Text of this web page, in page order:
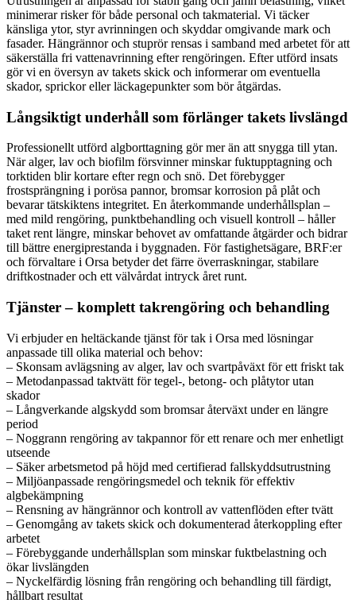
minimerar risker för både personal och takmaterial. Vi täcker
känsliga ytor, styr avrinningen och skyddar omgivande mark och
fasader. Hängrännor och stuprör rensas i samband med arbetet för att
säkerställa fri vattenavrinning efter rengöringen. Efter utförd insats
gör vi en översyn av takets skick och informerar om eventuella
skador, sprickor eller läckagepunkter som bör åtgärdas.
Långsiktigt underhåll som förlänger takets livslängd
Professionellt utförd algborttagning gör mer än att snygga till ytan.
När alger, lav och biofilm försvinner minskar fuktupptagning och
torktiden blir kortare efter regn och snö. Det förebygger
frostsprängning i porösa pannor, bromsar korrosion på plåt och
bevarar tätskiktens integritet. En återkommande underhållsplan –
med mild rengöring, punktbehandling och visuell kontroll – håller
taket rent längre, minskar behovet av omfattande åtgärder och bidrar
till bättre energiprestanda i byggnaden. För fastighetsägare, BRF:er
och förvaltare i Orsa betyder det färre överraskningar, stabilare
driftkostnader och ett välvårdat intryck året runt.
Tjänster – komplett takrengöring och behandling
Vi erbjuder en heltäckande tjänst för tak i Orsa med lösningar
anpassade till olika material och behov:
– Skonsam avlägsning av alger, lav och svartpåväxt för ett friskt tak
– Metodanpassad taktvätt för tegel-, betong- och plåtytor utan
skador
– Långverkande algskydd som bromsar återväxt under en längre
period
– Noggrann rengöring av takpannor för ett renare och mer enhetligt
utseende
– Säker arbetsmetod på höjd med certifierad fallskyddsutrustning
– Miljöanpassade rengöringsmedel och teknik för effektiv
algbekämpning
– Rensning av hängrännor och kontroll av vattenflöden efter tvätt
– Genomgång av takets skick och dokumenterad återkoppling efter
arbetet
– Förebyggande underhållsplan som minskar fuktbelastning och
ökar livslängden
– Nyckelfärdig lösning från rengöring och behandling till färdigt,
hållbart resultat